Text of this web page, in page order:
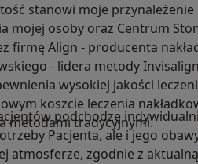
stanowi moje
mojej osoby oraz Centrum
firmę Align - producenta
- lidera metody
wysokiej jakości
koszcie leczenia
metodami tradycyjnymi.
podchodzę
Pacjenta, ale i jego
atmosferze, zgodnie z